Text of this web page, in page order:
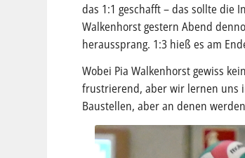
das 1:1 geschafft – das sollte die
Walkenhorst gestern Abend
heraussprang. 1:3 hieß es am
Wobei Pia Walkenhorst gewiss
frustrierend, aber wir lernen uns
Baustellen, aber an denen